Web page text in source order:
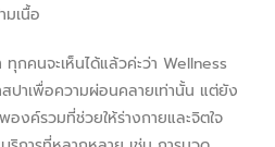
มเนื้อ
กคนจะเห็นได้แล้วค่ะว่า Wellness
ปาเพื่อความผ่อนคลายเท่านั้น แต่ยัง
องค์รวมที่ช่วยให้ร่างกายและจิตใจ